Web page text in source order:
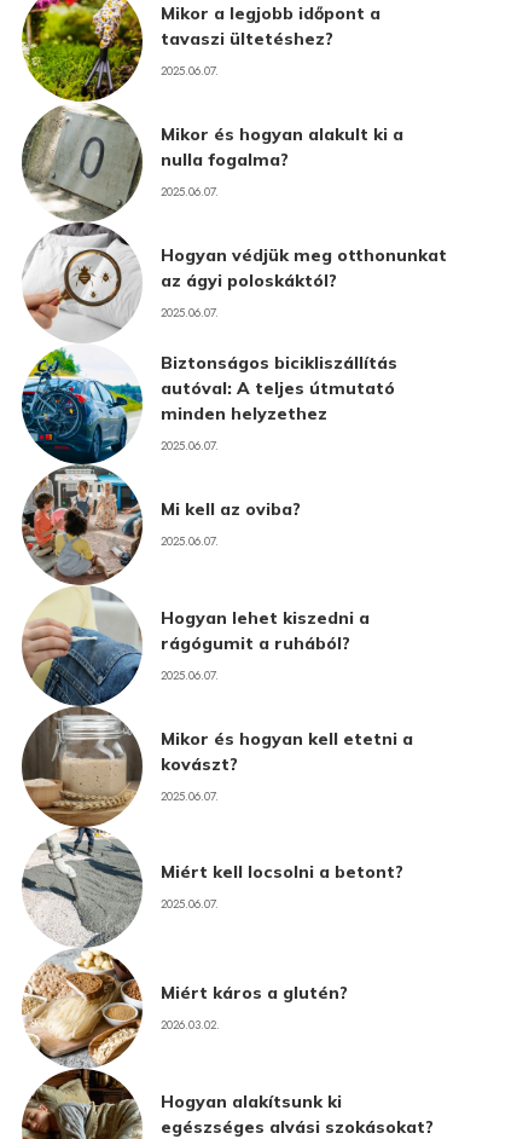
Mikor a legjobb időpont a
tavaszi ültetéshez?
2025.06.07.
Mikor és hogyan alakult ki a
nulla fogalma?
2025.06.07.
Hogyan védjük meg otthonunkat
az ágyi poloskáktól?
2025.06.07.
Biztonságos bicikliszállítás
autóval: A teljes útmutató
minden helyzethez
2025.06.07.
Mi kell az oviba?
2025.06.07.
Hogyan lehet kiszedni a
rágógumit a ruhából?
2025.06.07.
Mikor és hogyan kell etetni a
kovászt?
2025.06.07.
Miért kell locsolni a betont?
2025.06.07.
Miért káros a glutén?
2026.03.02.
Hogyan alakítsunk ki
egészséges alvási szokásokat?